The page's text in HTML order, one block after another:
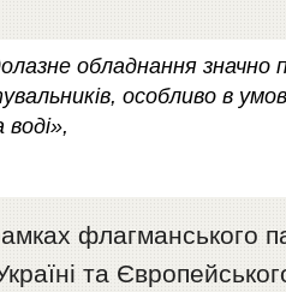
обладнання значно
особливо в
флагманського
та